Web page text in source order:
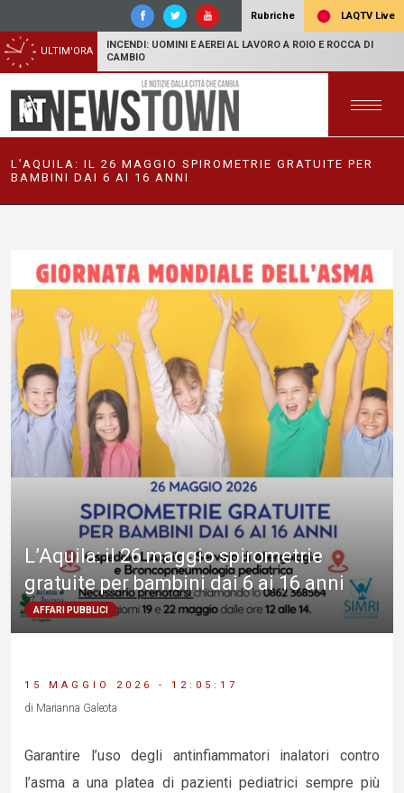
Rubriche LAQTV Live
ULTIM'ORA
INCENDI: UOMINI E AEREI AL LAVORO A ROIO E ROCCA DI
CAMBIO
L’AQUILA: IL 26 MAGGIO SPIROMETRIE GRATUITE PER
BAMBINI DAI 6 AI 16 ANNI
L’Aquila: il 26 maggio spirometrie
gratuite per bambini dai 6 ai 16 anni
AFFARI PUBBLICI
15 MAGGIO 2026 - 12:05:17
di Marianna Galeota
Garantire l’uso degli antinfiammatori inalatori contro
l’asma a una platea di pazienti pediatrici sempre più